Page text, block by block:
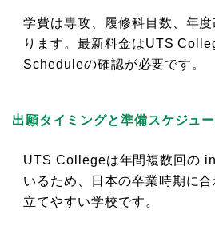
学費は専攻、履修科目数、年
ります。最新料金はUTS
Scheduleの確認が必要です。
出願タイミングと準備スケジュ
UTS Collegeは年間複数回の
いるため、日本の卒業時期に
立てやすい学校です。